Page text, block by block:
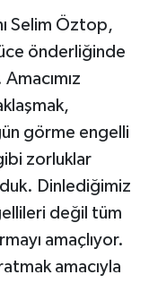
Selim Öztop,
önderliğinde
görme engelli
zorluklar
Dinlediğimiz
değil tüm
amaçlıyor.
amacıyla